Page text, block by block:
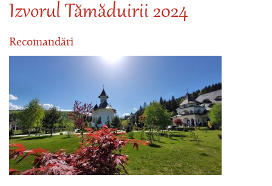
Izvorul Tămăduirii 2024
Recomandări